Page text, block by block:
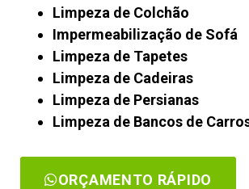
Limpeza de Colchão
Impermeabilização de Sofá
Limpeza de Tapetes
Limpeza de Cadeiras
Limpeza de Persianas
Limpeza de Bancos de
ORÇAMENTO RÁPIDO